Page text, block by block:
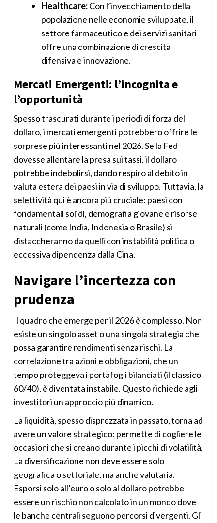
Healthcare:Con l’invecchiamento della
popolazione nelle economie sviluppate, il
settore farmaceutico e dei servizi sanitari
offre una combinazione di crescita
difensiva e innovazione.
Mercati Emergenti: l’incognita e
l’opportunità
Spesso trascurati durante i periodi di forza del
dollaro, i mercati emergenti potrebbero offrire le
sorprese più interessanti nel 2026. Se la Fed
dovesse allentare la presa sui tassi, il dollaro
potrebbe indebolirsi, dando respiro al debito in
valuta estera dei paesi in via di sviluppo. Tuttavia, la
selettività qui è ancora più cruciale: paesi con
fondamentali solidi, demografia giovane e risorse
naturali (come India, Indonesia o Brasile) si
distaccheranno da quelli con instabilità politica o
eccessiva dipendenza dalla Cina.
Navigare l’incertezza con
prudenza
Il quadro che emerge per il 2026 è complesso. Non
esiste un singolo asset o una singola strategia che
possa garantire rendimenti senza rischi. La
correlazione tra azioni e obbligazioni, che un
tempo proteggeva i portafogli bilanciati (il classico
60/40), è diventata instabile. Questo richiede agli
investitori un approccio più dinamico.
La liquidità, spesso disprezzata in passato, torna ad
avere un valore strategico: permette di cogliere le
occasioni che si creano durante i picchi di volatilità.
La diversificazione non deve essere solo
geografica o settoriale, ma anche valutaria.
Esporsi solo all’euro o solo al dollaro potrebbe
essere un rischio non calcolato in un mondo dove
le banche centrali seguono percorsi divergenti. Gli